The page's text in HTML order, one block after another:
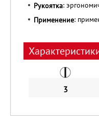
Рукоятка:
Применение:
3